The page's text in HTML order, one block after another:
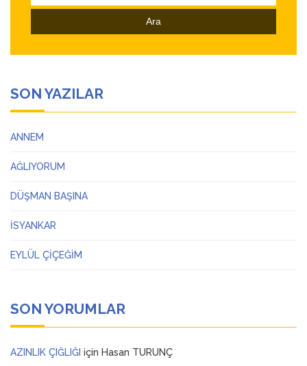
SON YAZILAR
ANNEM
AĞLIYORUM
DÜŞMAN BAŞINA
İSYANKAR
EYLÜL ÇİÇEĞİM
SON YORUMLAR
AZINLIK ÇIĞLIĞI için Hasan TURUNÇ